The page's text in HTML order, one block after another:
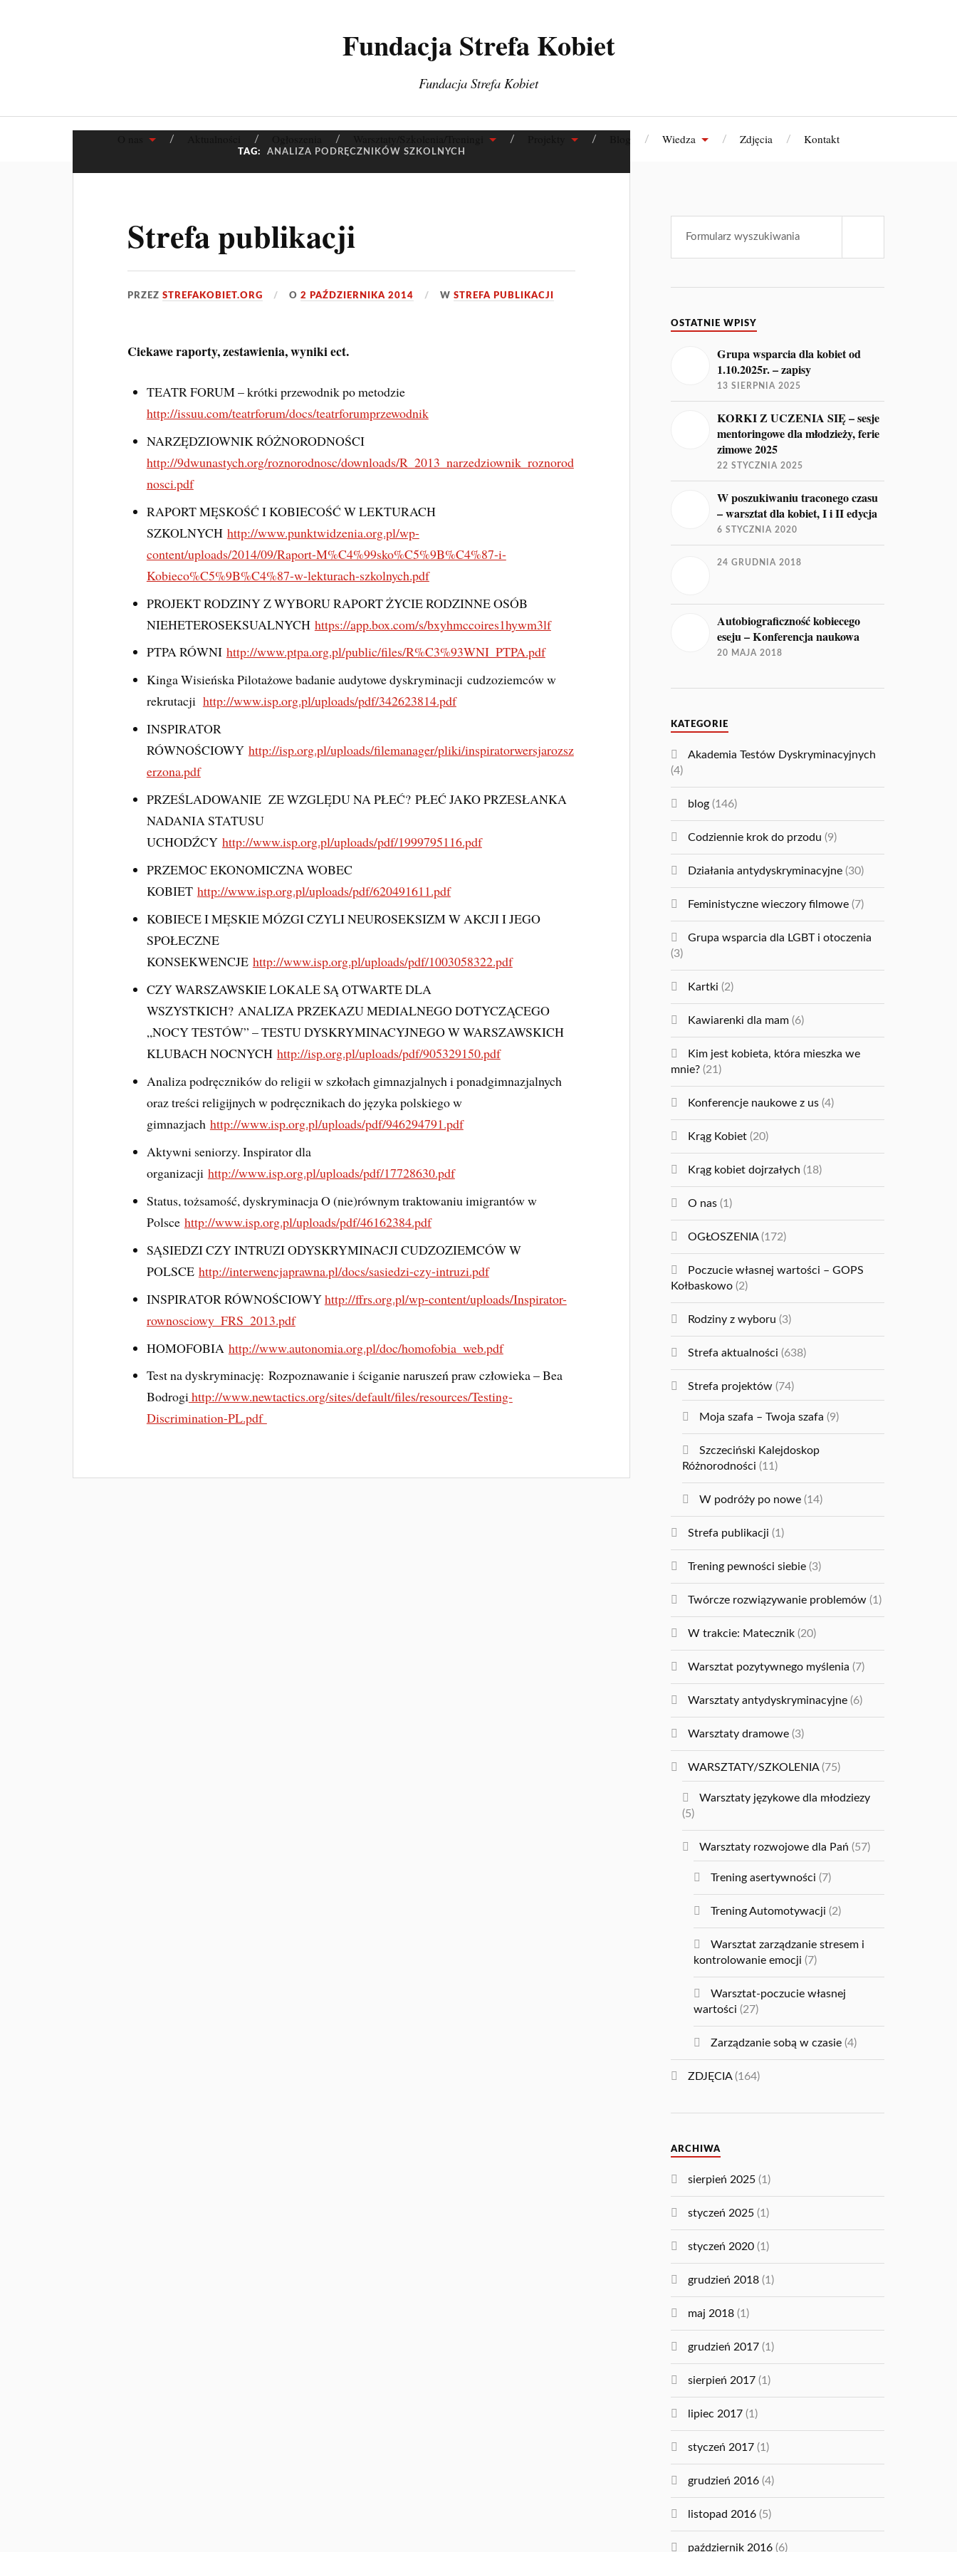
Fundacja Strefa Kobiet
Fundacja Strefa Kobiet
Blog Wiedza Zdjęcia Kontakt
TAG: ANALIZA PODRĘCZNIKÓW SZKOLNYCH
Strefa publikacji
PRZEZSTREFAKOBIET.ORG O2 PAŹDZIERNIKA 2014 WSTREFA PUBLIKACJI
Ciekawe raporty, zestawienia, wyniki ect.
TEATR FORUM – krótki przewodnik po metodzie
http://issuu.com/teatrforum/docs/teatrforumprzewodnik
NARZĘDZIOWNIK RÓŻNORODNOŚCI
http://9dwunastych.org/roznorodnosc/downloads/R_2013_narzedziownik_roznorod
nosci.pdf
RAPORT MĘSKOŚĆ I KOBIECOŚĆ W LEKTURACH
SZKOLNYCH http://www.punktwidzenia.org.pl/wp-
content/uploads/2014/09/Raport-M%C4%99sko%C5%9B%C4%87-i-
Kobieco%C5%9B%C4%87-w-lekturach-szkolnych.pdf
PROJEKT RODZINY Z WYBORU RAPORT ŻYCIE RODZINNE OSÓB
NIEHETEROSEKSUALNYCH https://app.box.com/s/bxyhmccoires1hywm3lf
PTPA RÓWNI http://www.ptpa.org.pl/public/files/R%C3%93WNI_PTPA.pdf
Kinga Wisieńska Pilotażowe badanie audytowe dyskryminacji cudzoziemców w
rekrutacji http://www.isp.org.pl/uploads/pdf/342623814.pdf
INSPIRATOR
RÓWNOŚCIOWY http://isp.org.pl/uploads/filemanager/pliki/inspiratorwersjarozsz
erzona.pdf
PRZEŚLADOWANIE ZE WZGLĘDU NA PŁEĆ? PŁEĆ JAKO PRZESŁANKA
NADANIA STATUSU
UCHODŹCY http://www.isp.org.pl/uploads/pdf/1999795116.pdf
PRZEMOC EKONOMICZNA WOBEC
KOBIET http://www.isp.org.pl/uploads/pdf/620491611.pdf
KOBIECE I MĘSKIE MÓZGI CZYLI NEUROSEKSIZM W AKCJI I JEGO
SPOŁECZNE
KONSEKWENCJE http://www.isp.org.pl/uploads/pdf/1003058322.pdf
CZY WARSZAWSKIE LOKALE SĄ OTWARTE DLA
WSZYSTKICH? ANALIZA PRZEKAZU MEDIALNEGO DOTYCZĄCEGO
„NOCY TESTÓW” – TESTU DYSKRYMINACYJNEGO W WARSZAWSKICH
KLUBACH NOCNYCH http://isp.org.pl/uploads/pdf/905329150.pdf
Analiza podręczników do religii w szkołach gimnazjalnych i ponadgimnazjalnych
oraz treści religijnych w podręcznikach do języka polskiego w
gimnazjach http://www.isp.org.pl/uploads/pdf/946294791.pdf
Aktywni seniorzy. Inspirator dla
organizacji http://www.isp.org.pl/uploads/pdf/17728630.pdf
Status, tożsamość, dyskryminacja O (nie)równym traktowaniu imigrantów w
Polsce http://www.isp.org.pl/uploads/pdf/46162384.pdf
SĄSIEDZI CZY INTRUZI ODYSKRYMINACJI CUDZOZIEMCÓW W
POLSCE http://interwencjaprawna.pl/docs/sasiedzi-czy-intruzi.pdf
INSPIRATOR RÓWNOŚCIOWYhttp://ffrs.org.pl/wp-content/uploads/Inspirator-
rownosciowy_FRS_2013.pdf
HOMOFOBIA http://www.autonomia.org.pl/doc/homofobia_web.pdf
Test na dyskryminację: Rozpoznawanie i ściganie naruszeń praw człowieka – Bea
Bodrogihttp://www.newtactics.org/sites/default/files/resources/Testing-
Discrimination-PL.pdf
OSTATNIE WPISY
Grupa wsparcia dla kobiet od
1.10.2025r. – zapisy
13 SIERPNIA 2025
KORKI Z UCZENIA SIĘ – sesje
mentoringowe dla młodzieży, ferie
zimowe 2025
22 STYCZNIA 2025
W poszukiwaniu traconego czasu
– warsztat dla kobiet, I i II edycja
6 STYCZNIA 2020
24 GRUDNIA 2018
Autobiograficzność kobiecego
eseju – Konferencja naukowa
20 MAJA 2018
KATEGORIE
Akademia Testów Dyskryminacyjnych
(4)
blog (146)
Codziennie krok do przodu (9)
Działania antydyskryminacyjne (30)
Feministyczne wieczory filmowe (7)
Grupa wsparcia dla LGBT i otoczenia
(3)
Kartki (2)
Kawiarenki dla mam (6)
Kim jest kobieta, która mieszka we
mnie? (21)
Konferencje naukowe z us (4)
Krąg Kobiet (20)
Krąg kobiet dojrzałych (18)
O nas (1)
OGŁOSZENIA(172)
Poczucie własnej wartości – GOPS
Kołbaskowo (2)
Rodziny z wyboru (3)
Strefa aktualności (638)
Strefa projektów (74)
Moja szafa – Twoja szafa (9)
Szczeciński Kalejdoskop
Różnorodności (11)
W podróży po nowe (14)
Strefa publikacji (1)
Trening pewności siebie (3)
Twórcze rozwiązywanie problemów (1)
W trakcie: Matecznik (20)
Warsztat pozytywnego myślenia (7)
Warsztaty antydyskryminacyjne (6)
Warsztaty dramowe (3)
WARSZTATY/SZKOLENIA(75)
Warsztaty językowe dla młodziezy
(5)
Warsztaty rozwojowe dla Pań (57)
Trening asertywności (7)
Trening Automotywacji (2)
Warsztat zarządzanie stresem i
kontrolowanie emocji (7)
Warsztat-poczucie własnej
wartości (27)
Zarządzanie sobą w czasie (4)
ZDJĘCIA(164)
ARCHIWA
sierpień 2025 (1)
styczeń 2025 (1)
styczeń 2020 (1)
grudzień 2018 (1)
maj 2018 (1)
grudzień 2017 (1)
sierpień 2017 (1)
lipiec 2017 (1)
styczeń 2017 (1)
grudzień 2016 (4)
listopad 2016 (5)
październik 2016 (6)